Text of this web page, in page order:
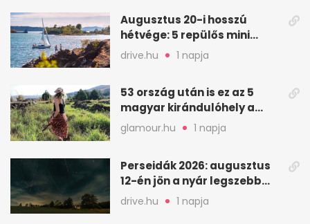
Augusztus 20-i hosszú
hétvége: 5 repülős mini
nyaralás 0 szabadsággal
drive.hu 1 napja
53 ország után is ez az 5
magyar kirándulóhely a
kedvencem
glamour.hu 1 napja
Perseidák 2026: augusztus
12-én jön a nyár legszebb
csillaghullása
drive.hu 1 napja